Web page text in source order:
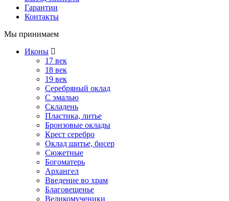
Гарантии
Контакты
Мы принимаем
Иконы
17 век
18 век
19 век
Серебряный оклад
С эмалью
Складень
Пластика, литье
Бронзовые оклады
Крест серебро
Оклад шитье, бисер
Сюжетные
Богоматерь
Архангел
Введение во храм
Благовещенье
Великомученики